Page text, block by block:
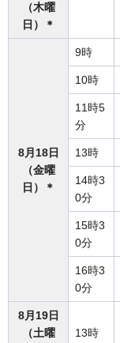
（木曜
日）＊
8月18日
（金曜
日）＊
9時
10時
11時5
分
13時
14時3
0分
15時3
0分
16時3
0分
8月19日
（土曜
13時